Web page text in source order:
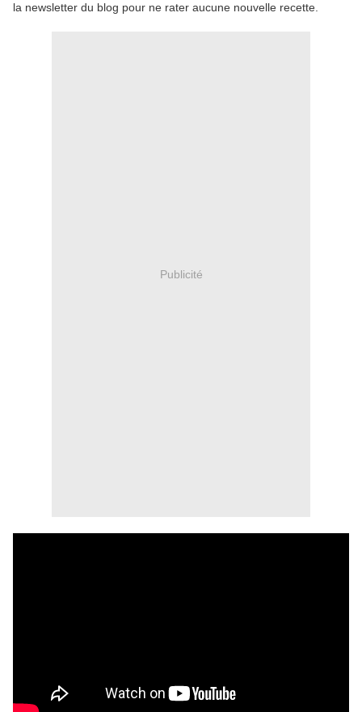
la newsletter du blog pour ne rater aucune nouvelle recette.
Publicité